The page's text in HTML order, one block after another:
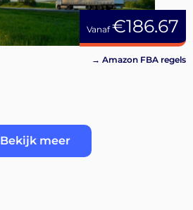
Vanaf€186.67
→ Amazon FBA regels
Bekijk meer